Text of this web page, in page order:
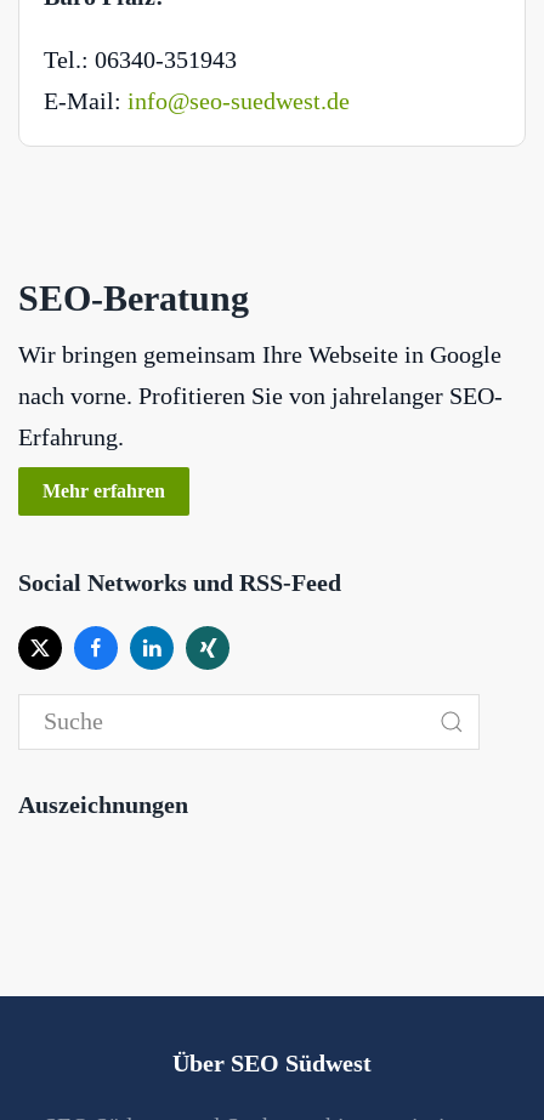
Tel.: 06340-351943
E-Mail: info@seo-suedwest.de
SEO-Beratung
Wir bringen gemeinsam Ihre Webseite in Google
nach vorne. Profitieren Sie von jahrelanger SEO-
Erfahrung.
Mehr erfahren
Social Networks und RSS-Feed
Auszeichnungen
Über SEO Südwest